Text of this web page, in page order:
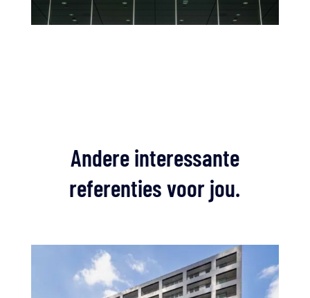
Andere interessante
referenties voor jou.